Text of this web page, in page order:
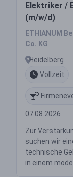
Elektriker /
(m/w/d)
ETHIANUM
Co. KG
Heidelberg
Vollzeit
07.08.2026
Zur
suchen wir
technische
in einem